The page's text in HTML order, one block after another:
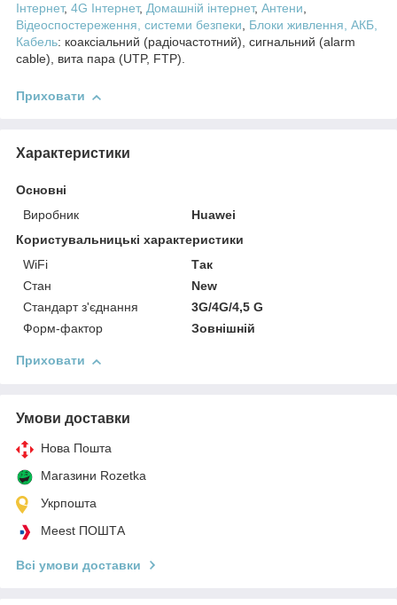
Інтернет, 4G Інтернет, Домашній інтернет, Антени,
Відеоспостереження, системи безпеки, Блоки живлення, АКБ,
Кабель: коаксіальний (радіочастотний), сигнальний (alarm
cable), вита пара (UTP, FTP).
Приховати
Характеристики
Основні
Виробник
Huawei
Користувальницькі характеристики
WiFi
Так
Стан
New
Стандарт з'єднання
3G/4G/4,5 G
Форм-фактор
Зовнішній
Приховати
Умови доставки
Нова Пошта
Магазини Rozetka
Укрпошта
Meest ПОШТА
Всі умови доставки